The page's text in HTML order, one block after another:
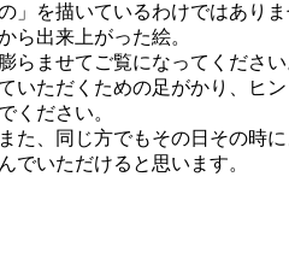
」を描いているわけではありま
ら出来上がった絵。
らませてご覧になってください
いただくための足がかり、ヒン
ください。
た、同じ方でもその日その時
でいただけると思います。